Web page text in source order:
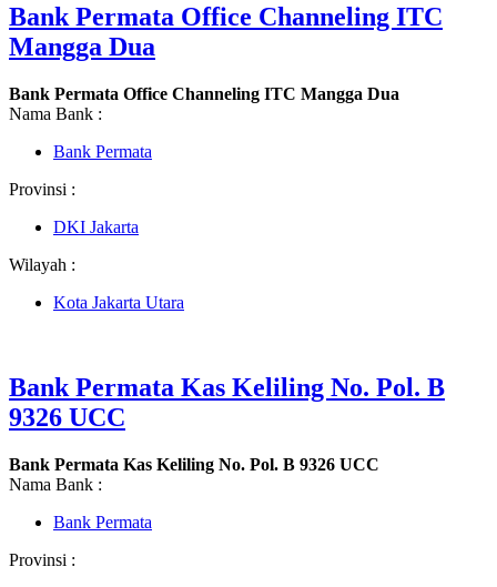
Bank Permata Office Channeling ITC
Mangga Dua
Bank Permata Office Channeling ITC Mangga Dua
Nama Bank :
Bank Permata
Provinsi :
DKI Jakarta
Wilayah :
Kota Jakarta Utara
Bank Permata Kas Keliling No. Pol. B
9326 UCC
Bank Permata Kas Keliling No. Pol. B 9326 UCC
Nama Bank :
Bank Permata
Provinsi :